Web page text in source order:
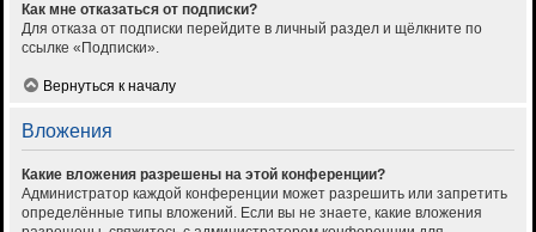
Как мне отказаться от подписки?
Для отказа от подписки перейдите в личный раздел и щёлкните по
ссылке «Подписки».
Вернуться к началу
Вложения
Какие вложения разрешены на этой конференции?
Администратор каждой конференции может разрешить или запретить
определённые типы вложений. Если вы не знаете, какие вложения